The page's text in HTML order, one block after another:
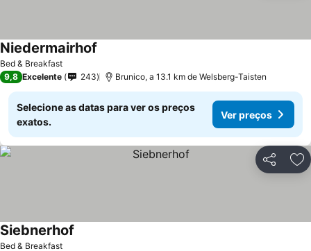
Bed & Breakfast
Niedermairhof
9,8 Excelente 243 Brunico, a 13.1 km de Welsberg-Taisten
Selecione as datas para ver os preços
exatos.
Ver preços
Partilhar
Bed & Breakfast
Siebnerhof